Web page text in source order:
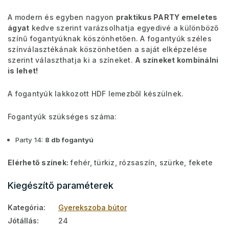
A modern és egyben nagyon praktikus PARTY emeletes
ágyat kedve szerint varázsolhatja egyedivé a különböző
színű fogantyúknak köszönhetően. A fogantyúk széles
színválasztékának köszönhetően a saját elképzelése
szerint választhatja ki a színeket. A színeket kombinálni
is lehet!
A fogantyúk lakkozott HDF lemezből készülnek.
Fogantyúk szükséges száma:
Party 14: 8 db fogantyú
Elérhető színek:fehér, türkiz, rózsaszín, szürke, fekete
Kiegészítő paraméterek
Kategória:
Gyerekszoba bútor
Jótállás: 24